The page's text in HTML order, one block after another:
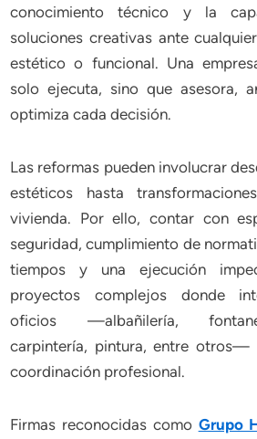
conocimiento técnico y la
soluciones creativas ante
estético o funcional. Una
solo ejecuta, sino que asesora,
optimiza cada decisión.
Las reformas pueden involucrar
estéticos hasta
vivienda. Por ello, contar con
seguridad, cumplimiento de
tiempos y una ejecución
proyectos complejos donde
oficios —albañilería,
carpintería, pintura, entre otros—
coordinación profesional.
Firmas reconocidas como Grupo